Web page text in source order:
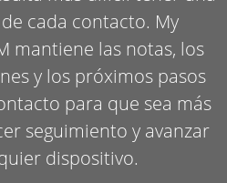
cada contacto. My
mantiene las notas, los
y los próximos pasos
para que sea más
seguimiento y avanzar
dispositivo.